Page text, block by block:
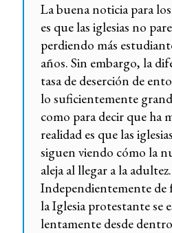
La buena noticia para
es que las iglesias no
perdiendo más
años. Sin embargo, la
tasa de deserción de
lo suficientemente
como para decir que ha
realidad es que las
siguen viendo cómo la
aleja al llegar a la adultez.
Independientemente de
la Iglesia protestante se
lentamente desde